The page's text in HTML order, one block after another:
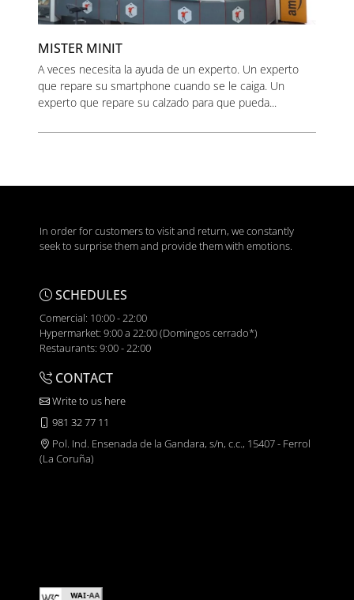
MISTER MINIT
A veces necesita la ayuda de un experto. Un experto
que repare su smartphone cuando se le caiga. Un
experto que repare su calzado para que pueda...
In order for customers to visit and return, we constantly
seek to surprise them and provide them with emotions.
SCHEDULES
Comercial: 10:00 - 22:00
Hypermarket: 9:00 a 22:00 (Domingos cerrado*)
Restaurants: 9:00 - 22:00
CONTACT
Write to us here
981 32 77 11
Pol. Ind. Ensenada de la Gandara, s/n, c.c., 15407 - Ferrol
(La Coruña)